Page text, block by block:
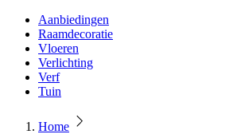
Aanbiedingen
Raamdecoratie
Vloeren
Verlichting
Verf
Tuin
Home